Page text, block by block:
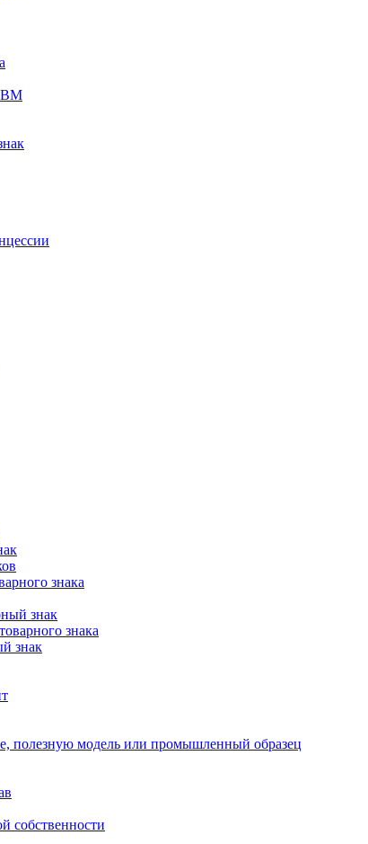
знака
знак
знака
знак
полезную модель или промышленный образец
собственности